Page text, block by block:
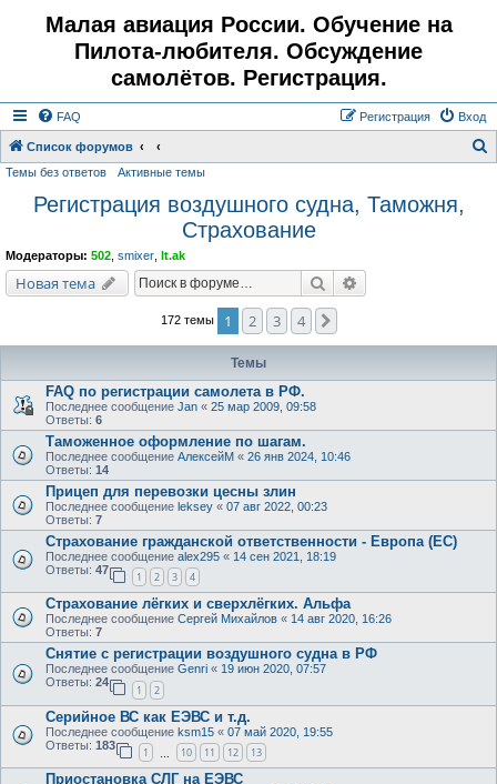
Малая авиация России. Обучение на
Пилота-любителя. Обсуждение
самолётов. Регистрация.
FAQ Вход
Регистрация
Список форумов
Темы без ответов Активные темы
Регистрация воздушного судна, Таможня,
Страхование
Модераторы: 502 smixer lt.ak
Новая тема Поиск
172 темы 1 2 3 4
Темы
FAQ по регистрации самолета в РФ.
Последнее сообщение Jan « 25 мар 2009, 09:58
Ответы: 6
Таможенное оформление по шагам.
Последнее сообщение АлексейМ « 26 янв 2024, 10:46
Ответы: 14
Прицеп для перевозки цесны злин
Последнее сообщение leksey « 07 авг 2022, 00:23
Ответы: 7
Страхование гражданской ответственности - Европа (ЕС)
Последнее сообщение alex295 « 14 сен 2021, 18:19
Ответы: 47
1 2 3 4
Страхование лёгких и сверхлёгких. Альфа
Последнее сообщение Сергей Михайлов « 14 авг 2020, 16:26
Ответы: 7
Снятие с регистрации воздушного судна в РФ
Последнее сообщение Genri « 19 июн 2020, 07:57
Ответы: 24
1 2
Серийное ВС как ЕЭВС и т.д.
Последнее сообщение ksm15 « 07 май 2020, 19:55
Ответы: 183
1 10 11 12 13
Приостановка СЛГ на ЕЭВС